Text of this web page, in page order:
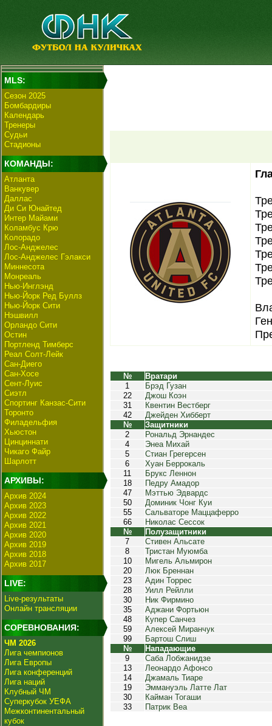
MLS:
Сезон 2025
Бомбардиры
Календарь
Тренеры
Судьи
Стадионы
КОМАНДЫ:
Атланта
Ванкувер
Даллас
Ди Си Юнайтед
Интер Майами
Коламбус Крю
Колорадо
Лос-Анджелес
Лос-Анджелес Гэлакси
Миннесота
Монреаль
Нью-Инглэнд
Нью-Йорк Ред Буллз
Нью-Йорк Сити
Нэшвилл
Орландо Сити
Остин
Портленд Тимберс
Реал Солт-Лейк
Сан-Диего
Сан-Хосе
Сент-Луис
Сиэтл
Спортинг Канзас-Сити
Торонто
Филадельфия
Хьюстон
Цинциннати
Чикаго Файр
Шарлотт
АРХИВЫ:
Архив 2024
Архив 2023
Архив 2022
Архив 2021
Архив 2020
Архив 2019
Архив 2018
Архив 2017
LIVE:
Live-результаты
Онлайн трансляции
СОРЕВНОВАНИЯ:
ЧМ 2026
Лига чемпионов
Лига Европы
Лига конференций
Лига наций
Клубный ЧМ
Суперкубок УЕФА
Межконтинентальный
кубок
№
Вратари
1
Брэд Гузан
22
Джош Коэн
31
Квентин Вестберг
42
Джейден Хибберт
№
Защитники
2
Рональд Эрнандес
4
Энеа Михай
5
Стиан Грегерсен
6
Хуан Беррокаль
11
Брукс Леннон
18
Педру Амадор
47
Мэттью Эдвардс
50
Доминик Чонг Куи
55
Сальваторе Маццаферро
66
Николас Сессок
№
Полузащитники
7
Стивен Альсате
8
Тристан Муюмба
10
Мигель Альмирон
20
Люк Бреннан
23
Адин Торрес
28
Уилл Рейлли
30
Ник Фирмино
35
Аджани Фортьюн
48
Купер Санчез
59
Алексей Миранчук
99
Бартош Слиш
№
Нападающие
9
Саба Лобжанидзе
13
Леонардо Афонсо
14
Джамаль Тиаре
19
Эммануэль Латте Лат
30
Кайман Тогаши
33
Патрик Веа